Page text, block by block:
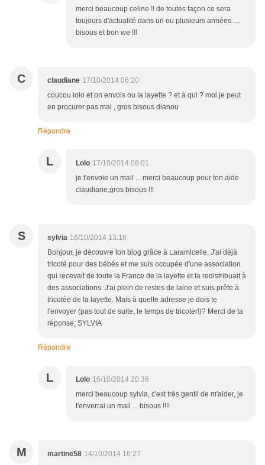
merci beaucoup celine !! de toutes façon ce sera
toujours d'actualité dans un ou plusieurs années ....
bisous et bon we !!!
C claudiane 17/10/2014 06:20
coucou lolo et on envois ou la layette ? et à qui ? moi je peut
en procurer pas mal , gros bisous dianou
Répondre
L Lolo 17/10/2014 08:01
je t'envoie un mail ... merci beaucoup pour ton aide
claudiane,gros bisous !!!
S sylvia 16/10/2014 13:16
Bonjour, je découvre ton blog grâce à Laramicelle. J'ai déjà
tricoté pour des bébés et me suis occupée d'une association
qui recevait de toute la France de la layette et la redistribuait à
des associations. J'ai plein de restes de laine et suis prête à
tricotée de la layette. Mais à quelle adresse je dois te
l'envoyer (pas tout de suite, le temps de tricoter!)? Merci de ta
réponse; SYLVIA
Répondre
L Lolo 16/10/2014 20:36
merci beaucoup sylvia, c'est très gentil de m'aider, je
t'enverrai un mail ... bisous !!!!
M martine58 14/10/2014 16:27